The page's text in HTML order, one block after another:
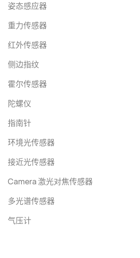
姿态感应器
重力传感器
红外传感器
侧边指纹
霍尔传感器
陀螺仪
指南针
环境光传感器
接近光传感器
Camera 激光对焦传感器
多光谱传感器
气压计